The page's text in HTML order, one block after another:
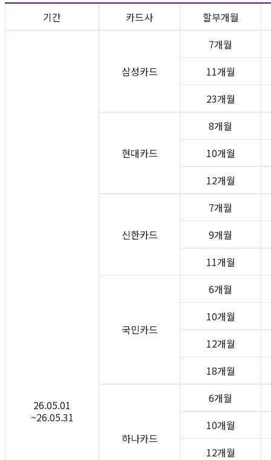
기간 카드사 할부개월
26.05.01
~26.05.31
삼성카드
7개월
11개월
23개월
현대카드
8개월
10개월
12개월
신한카드
7개월
9개월
11개월
국민카드
6개월
10개월
12개월
18개월
하나카드
6개월
10개월
12개월